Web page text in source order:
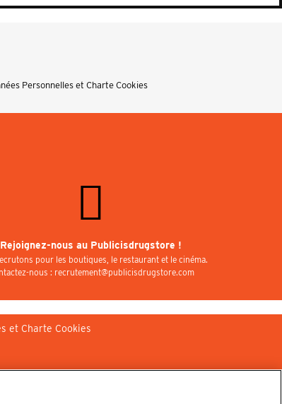
Personnelles et Charte Cookies
Rejoignez-nous au Publicisdrugstore !
pour les boutiques, le restaurant et le cinéma.
nous : recrutement@publicisdrugstore.com
et Charte Cookies